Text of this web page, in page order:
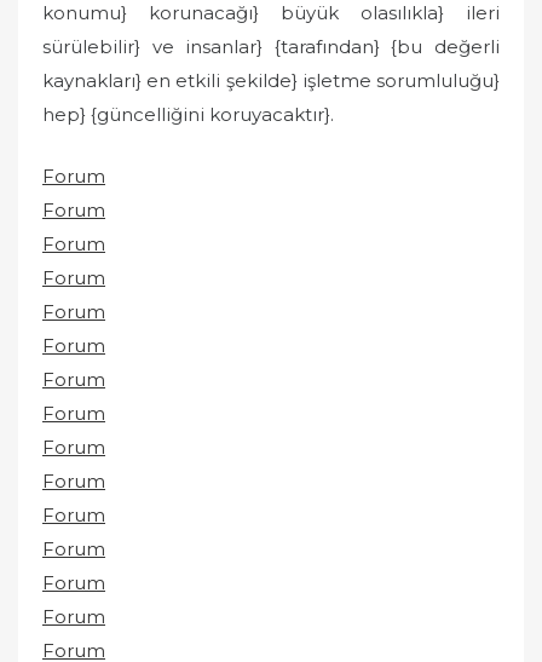
konumu} korunacağı} büyük olasılıkla} ileri
sürülebilir} ve insanlar} {tarafından} {bu değerli
kaynakları} en etkili şekilde} işletme sorumluluğu}
hep} {güncelliğini koruyacaktır}.
Forum
Forum
Forum
Forum
Forum
Forum
Forum
Forum
Forum
Forum
Forum
Forum
Forum
Forum
Forum